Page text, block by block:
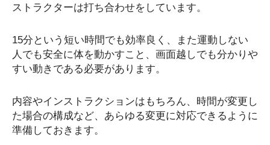
ストラクターは打ち合わせをしています。
15分という短い時間でも効率良く、また運動しない
人でも安全に体を動かすこと、画面越しでも分かりや
すい動きである必要があります。
内容やインストラクションはもちろん、時間が変更し
た場合の構成など、あらゆる変更に対応できるように
準備しておきます。